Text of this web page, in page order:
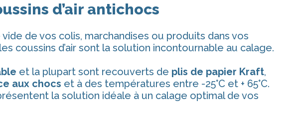
d’air antichocs
de vos colis, marchandises ou produits dans vos
coussins d’air sont la solution incontournable au calage.
et la plupart sont recouverts de plis de papier Kraft,
aux chocs et à des températures entre -25°C et + 65°C.
la solution idéale à un calage optimal de vos